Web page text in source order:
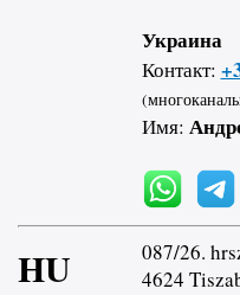
Украина
Контакт:
Имя:
HU
087/26.
4624